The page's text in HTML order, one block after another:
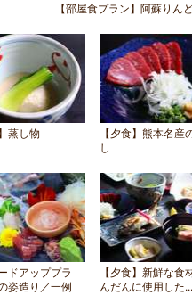
【部屋食プラン】阿蘇りん
蒸し物
【夕食】熊本名産
し
ドアッププラ
姿造り／一例
【夕食】新鮮な食
んだんに使用した...